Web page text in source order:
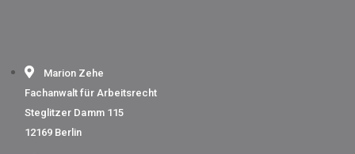
Marion Zehe
Fachanwalt für Arbeitsrecht
Steglitzer Damm 115
12169 Berlin